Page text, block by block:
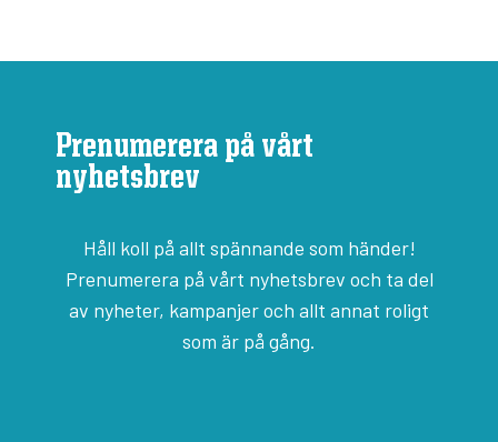
Prenumerera på vårt
nyhetsbrev
Håll koll på allt spännande som händer!
Prenumerera på vårt nyhetsbrev och ta del
av nyheter, kampanjer och allt annat roligt
som är på gång.